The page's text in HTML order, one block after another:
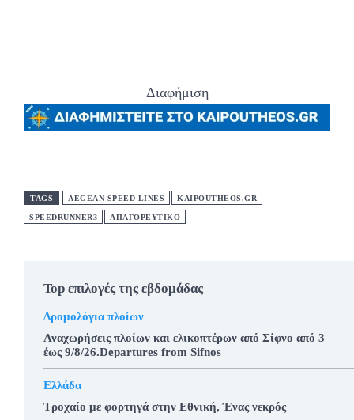
Διαφήμιση
TAGS AEGEAN SPEED LINES KAIPOUTHEOS.GR
SPEEDRUNNER3 ΑΠΑΓΟΡΕΥΤΙΚΟ
Top επιλογές της εβδομάδας
Δρομολόγια πλοίων
Αναχωρήσεις πλοίων και ελικοπτέρων από Σίφνο από 3
έως 9/8/26.Departures from Sifnos
Ελλάδα
Τροχαίο με φορτηγά στην Εθνική, Ένας νεκρός